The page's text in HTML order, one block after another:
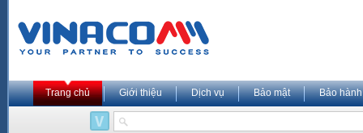
Trang chủ Giới thiệu Dịch vụ Bảo mật Bảo hành